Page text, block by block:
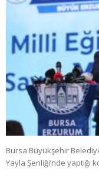
Bursa Büyükşehir
Yayla Şenliği’nde